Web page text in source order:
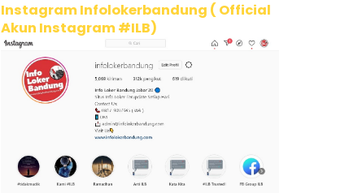
Instagram Infolokerbandung ( Official
Akun Instagram #ILB)